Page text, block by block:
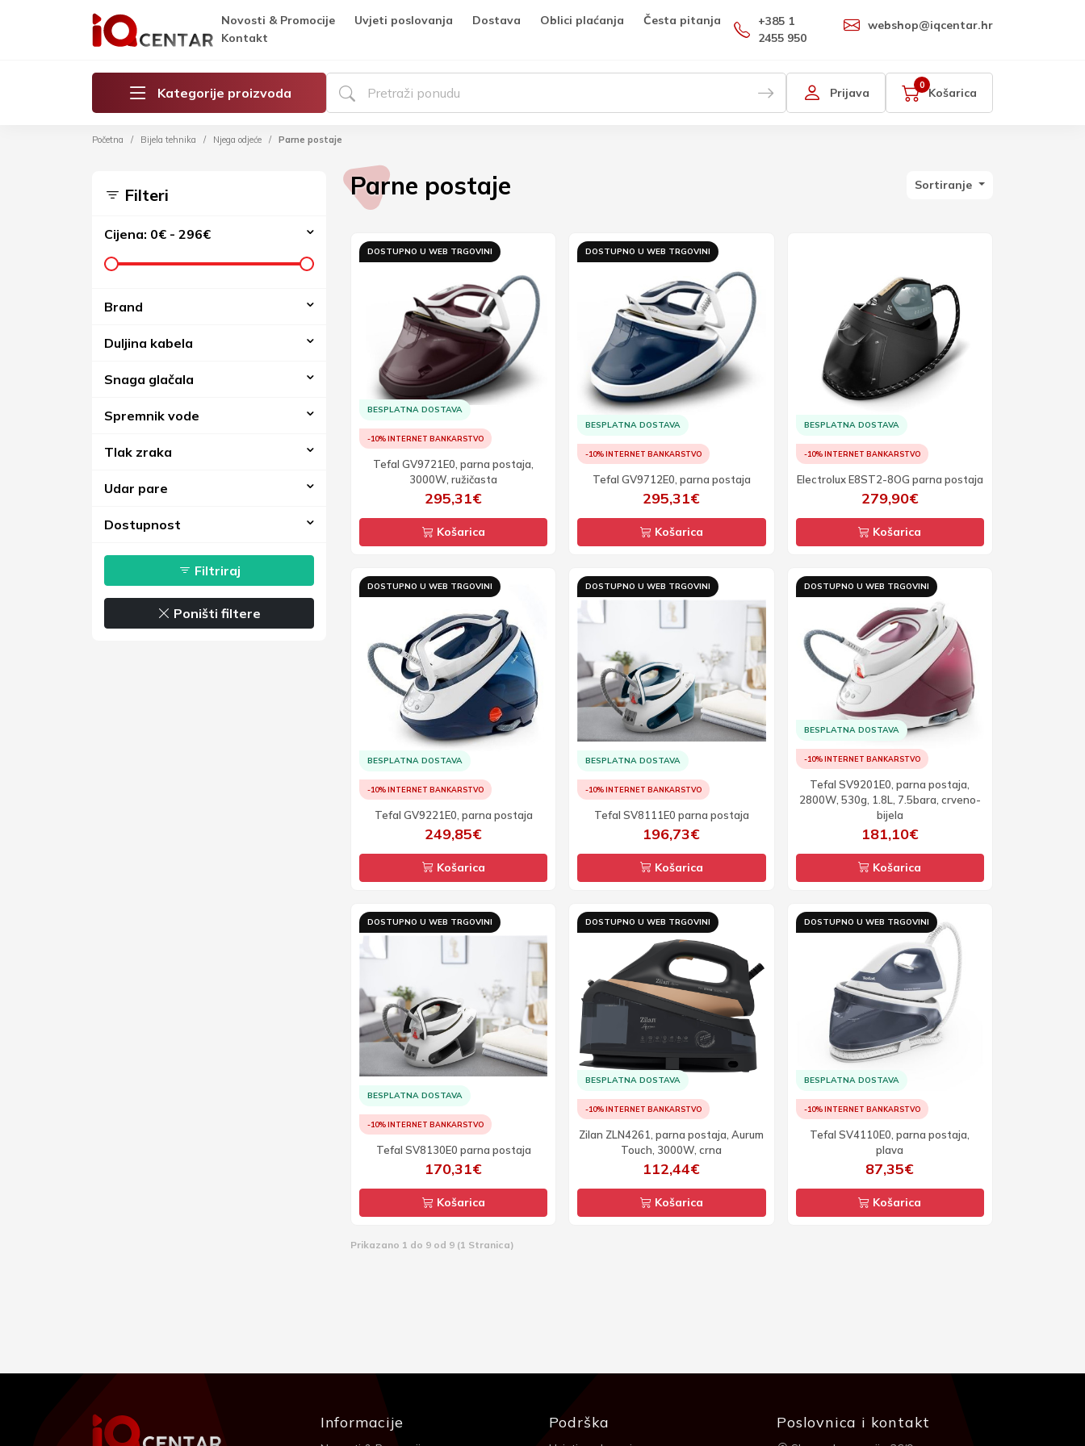
Novosti & Promocije Uvjeti poslovanja Dostava Oblici plaćanja
Česta pitanja
Kontakt
+385 1
2455 950
webshop@iqcentar.hr
Kategorije proizvoda Prijava Košarica
0
Početna Bijela tehnika Njega odjeće Parne postaje
Filteri
Cijena: 0€ - 296€
Brand
Duljina kabela
Snaga glačala
Spremnik vode
Tlak zraka
Udar pare
Dostupnost
Filtriraj
Poništi filtere
Parne postaje Sortiranje
DOSTUPNO U WEB TRGOVINI
BESPLATNA DOSTAVA
-10% INTERNET BANKARSTVO
Tefal GV9721E0, parna postaja,
3000W, ružičasta
295,31€
Košarica
DOSTUPNO U WEB TRGOVINI
BESPLATNA DOSTAVA
-10% INTERNET BANKARSTVO
Tefal GV9712E0, parna postaja
295,31€
Košarica
BESPLATNA DOSTAVA
-10% INTERNET BANKARSTVO
Electrolux E8ST2-8OG parna postaja
279,90€
Košarica
DOSTUPNO U WEB TRGOVINI
BESPLATNA DOSTAVA
-10% INTERNET BANKARSTVO
Tefal GV9221E0, parna postaja
249,85€
Košarica
DOSTUPNO U WEB TRGOVINI
BESPLATNA DOSTAVA
-10% INTERNET BANKARSTVO
Tefal SV8111E0 parna postaja
196,73€
Košarica
DOSTUPNO U WEB TRGOVINI
BESPLATNA DOSTAVA
-10% INTERNET BANKARSTVO
Tefal SV9201E0, parna postaja,
2800W, 530g, 1.8L, 7.5bara, crveno-
bijela
181,10€
Košarica
DOSTUPNO U WEB TRGOVINI
BESPLATNA DOSTAVA
-10% INTERNET BANKARSTVO
Tefal SV8130E0 parna postaja
170,31€
Košarica
DOSTUPNO U WEB TRGOVINI
BESPLATNA DOSTAVA
-10% INTERNET BANKARSTVO
Zilan ZLN4261, parna postaja, Aurum
Touch, 3000W, crna
112,44€
Košarica
DOSTUPNO U WEB TRGOVINI
BESPLATNA DOSTAVA
-10% INTERNET BANKARSTVO
Tefal SV4110E0, parna postaja,
plava
87,35€
Košarica
Prikazano 1 do 9 od 9 (1 Stranica)
Informacije Podrška Poslovnica i kontakt